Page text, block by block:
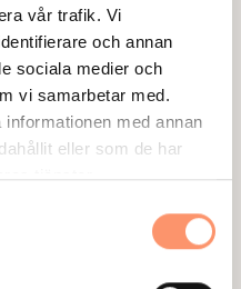
vår trafik. Vi
och annan
sociala medier och
vi samarbetar med.
med annan
eller som de har
tjänster.
stor, upp till 7 meter bred.